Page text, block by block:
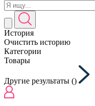
История
Очистить историю
Категории
Товары
Другие результаты ()